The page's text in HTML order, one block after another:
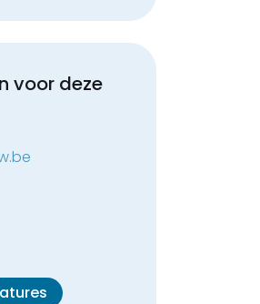
voor deze